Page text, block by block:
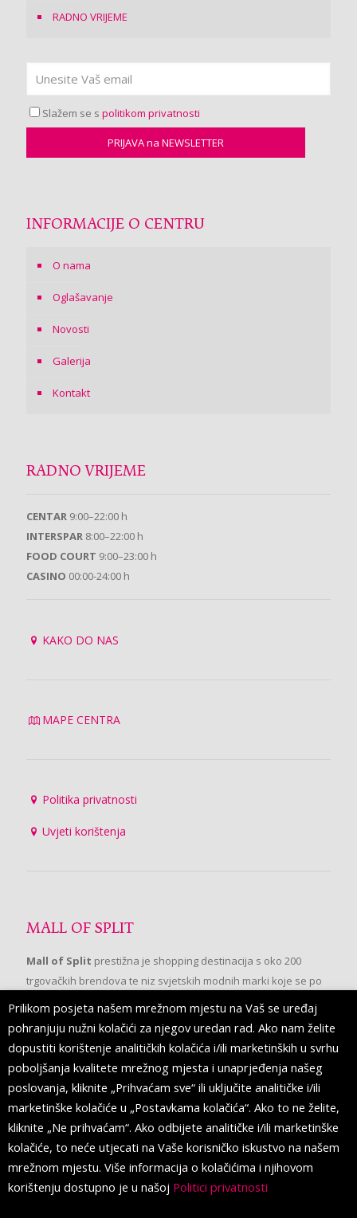
RADNO VRIJEME
Slažem se s politikom privatnosti
INFORMACIJE O CENTRU
O nama
Oglašavanje
Novosti
Galerija
Kontakt
RADNO VRIJEME
CENTAR 9:00–22:00 h
INTERSPAR 8:00–22:00 h
FOOD COURT 9:00–23:00 h
CASINO 00:00-24:00 h
KAKO DO NAS
MAPE CENTRA
Politika privatnosti
Uvjeti korištenja
MALL OF SPLIT
Mall of Split prestižna je shopping destinacija s oko 200
trgovačkih brendova te niz svjetskih modnih marki koje se po
prvi put pojavljuju u Splitu.
PRATITE NAS
Prilikom posjeta našem mrežnom mjestu na Vaš se uređaj
pohranjuju nužni kolačići za njegov uredan rad. Ako nam želite
dopustiti korištenje analitičkih kolačića i/ili marketinških u svrhu
poboljšanja kvalitete mrežnog mjesta i unaprjeđenja našeg
poslovanja, kliknite „Prihvaćam sve“ ili uključite analitičke i/ili
marketinške kolačiće u „Postavkama kolačića“. Ako to ne želite,
kliknite „Ne prihvaćam“. Ako odbijete analitičke i/ili marketinške
kolačiće, to neće utjecati na Vaše korisničko iskustvo na našem
mrežnom mjestu. Više informacija o kolačićima i njihovom
korištenju dostupno je u našoj Politici privatnosti